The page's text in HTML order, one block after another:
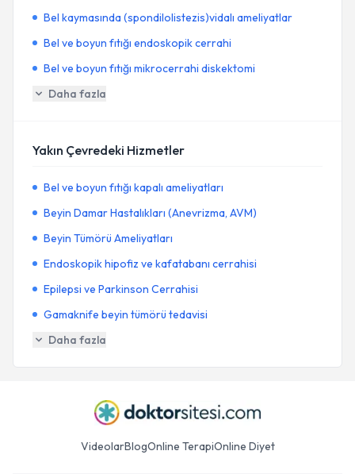
Bel kaymasında (spondilolistezis)vidalı ameliyatlar
Bel ve boyun fıtığı endoskopik cerrahi
Bel ve boyun fıtığı mikrocerrahi diskektomi
Daha fazla
Yakın Çevredeki Hizmetler
Bel ve boyun fıtığı kapalı ameliyatları
Beyin Damar Hastalıkları (Anevrizma, AVM)
Beyin Tümörü Ameliyatları
Endoskopik hipofiz ve kafatabanı cerrahisi
Epilepsi ve Parkinson Cerrahisi
Gamaknife beyin tümörü tedavisi
Daha fazla
VideolarBlogOnline TerapiOnline Diyet